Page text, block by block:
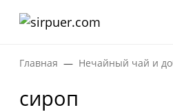
Главная Нечайный чай и
сироп